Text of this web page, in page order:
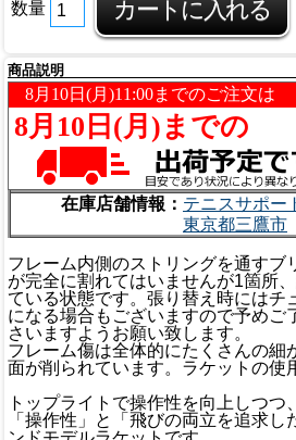
数量
商品説明
在庫店舗情報： テニスサポー
東京都三鷹市
フレーム内側のストリングを通すブ
が完全に割れてはいませんが1箇所
ている状態です。張り替え時にはチ
になる場合もございますので予めご
さいますようお願い致します。
フレーム傷は全体的にたくさんの細
面が削られています。ラケットの使
トップライトで操作性を向上しつつ
「操作性」と「飛びの両立を追求し